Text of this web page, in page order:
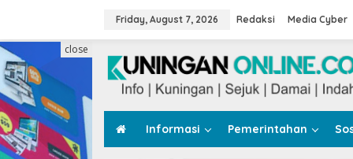
Friday, August 7, 2026 Redaksi Media Cyber
Informasi Pemerintahan
close